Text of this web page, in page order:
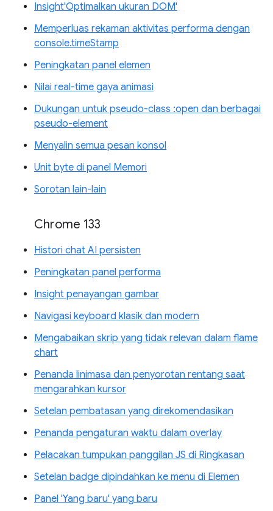
Insight'Optimalkan ukuran DOM'
Memperluas rekaman aktivitas performa dengan
console.timeStamp
Peningkatan panel elemen
Nilai real-time gaya animasi
Dukungan untuk pseudo-class :open dan berbagai
pseudo-element
Menyalin semua pesan konsol
Unit byte di panel Memori
Sorotan lain-lain
Chrome 133
Histori chat AI persisten
Peningkatan panel performa
Insight penayangan gambar
Navigasi keyboard klasik dan modern
Mengabaikan skrip yang tidak relevan dalam flame
chart
Penanda linimasa dan penyorotan rentang saat
mengarahkan kursor
Setelan pembatasan yang direkomendasikan
Penanda pengaturan waktu dalam overlay
Pelacakan tumpukan panggilan JS di Ringkasan
Setelan badge dipindahkan ke menu di Elemen
Panel 'Yang baru' yang baru